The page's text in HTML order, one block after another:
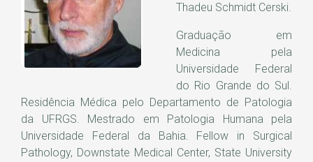
Thadeu Schmidt Cerski.
Graduação em
Medicina pela
Universidade Federal
do Rio Grande do Sul.
Residência Médica pelo Departamento de Patologia
da UFRGS. Mestrado em Patologia Humana pela
Universidade Federal da Bahia. Fellow in Surgical
Pathology, Downstate Medical Center, State University